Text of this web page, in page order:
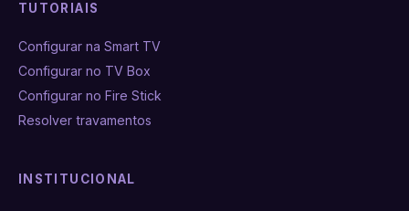
TUTORIAIS
Configurar na Smart TV
Configurar no TV Box
Configurar no Fire Stick
Resolver travamentos
INSTITUCIONAL